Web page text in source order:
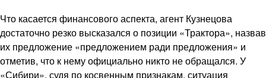
Что касается финансового аспекта, агент Кузнецова
достаточно резко высказался о позиции «Трактора», назвав
их предложение «предложением ради предложения» и
отметив, что к нему официально никто не обращался. У
«Сибири», судя по косвенным признакам, ситуация